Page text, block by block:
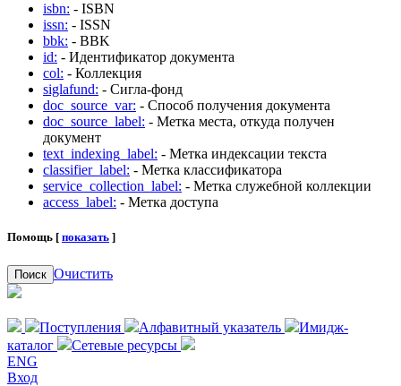
isbn: - ISBN
issn: - ISSN
bbk: - BBK
id: - Идентификатор документа
col: - Коллекция
siglafund: - Сигла-фонд
doc_source_var: - Способ получения документа
doc_source_label: - Метка места, откуда получен
документ
text_indexing_label: - Метка индексации текста
classifier_label: - Метка классификатора
service_collection_label: - Метка служебной коллекции
access_label: - Метка доступа
Помощь [ показать ]
Поиск Очистить
Поступления Алфавитный указатель
Имидж-
каталог
Сетевые ресурсы
ENG
Вход